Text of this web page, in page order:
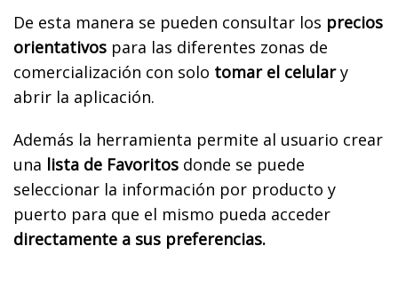
De esta manera se pueden consultar los precios
orientativos para las diferentes zonas de
comercialización con solo tomar el celulary
abrir la aplicación.
Además la herramienta permite al usuario crear
una lista de Favoritos donde se puede
seleccionar la información por producto y
puerto para que el mismo pueda acceder
directamente a sus preferencias.